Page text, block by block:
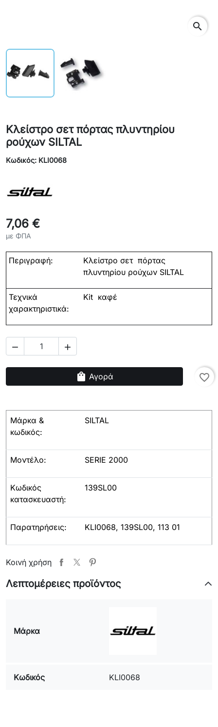
search
Κλείστρο σετ πόρτας πλυντηρίου
ρούχων SILTAL
Κωδικός: KLI0068
7,06 €
με ΦΠΑ
Περιγραφή:
Κλείστρο σετ πόρτας
πλυντηρίου ρούχων SILTAL
Τεχνικά
χαρακτηριστικά:
Kit καφέ
 
shopping_bag Αγορά favorite_border
Μάρκα &
κωδικός:
SILTAL
Μοντέλο: SERIE 2000
Κωδικός
κατασκευαστή:
139SL00
Παρατηρήσεις: KLI0068, 139SL00, 113 01
Κοινή χρήση
Λεπτομέρειες προϊόντος
Μάρκα
Κωδικός KLI0068